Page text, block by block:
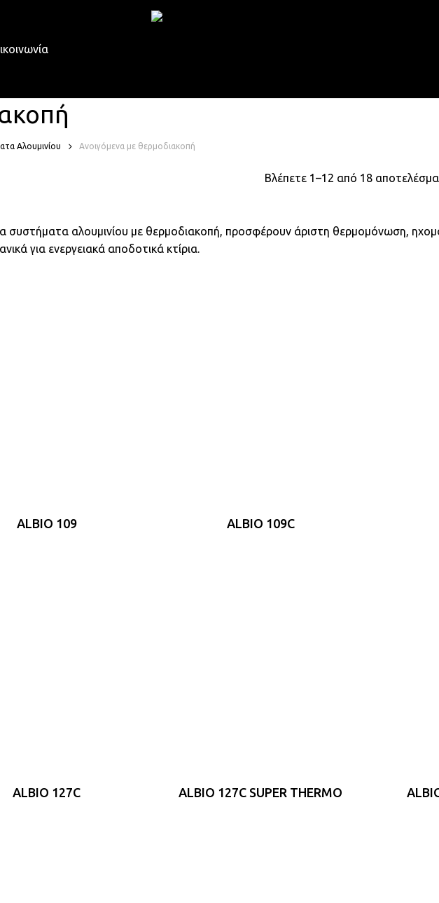
Αλουμινίου Ανοιγόμενα με θερμοδιακοπή
Βλέπετε 1–12 από 18
συστήματα αλουμινίου με θερμοδιακοπή, προσφέρουν άριστη θερμομόνωση,
για ενεργειακά αποδοτικά κτίρια.
ALBIO 109 ALBIO 109C
ALBIO 127C ALBIO 127C SUPER THERMO